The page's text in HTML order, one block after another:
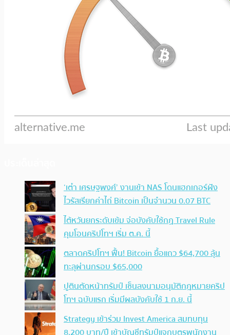
‘เต๋า เศรษฐพงศ์’ งานเข้า NAS โดนแฮกเกอร์ฝัง
ไวรัสเรียกค่าไถ่ Bitcoin เป็นจำนวน 0.07 BTC
ไต้หวันยกระดับเข้ม จ่อบังคับใช้กฏ Travel Rule
คุมโอนคริปโทฯ เริ่ม ต.ค. นี้
ตลาดคริปโทฯ ฟื้น! Bitcoin ยื้อแถว $64,700 ลุ้น
ทะลุผ่านกรอบ $65,000
ปูตินตัดหน้าทรัมป์ เซ็นลงนามอนุมัติกฎหมายคริป
โทฯ ฉบับแรก เริ่มมีผลบังคับใช้ 1 ก.ย. นี้
Strategy เข้าร่วม Invest America สมทบทุน